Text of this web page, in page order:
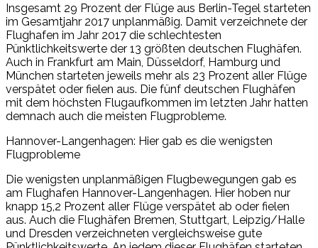
Insgesamt 29 Prozent der Flüge aus Berlin-Tegel starteten
im Gesamtjahr 2017 unplanmäßig. Damit verzeichnete der
Flughafen im Jahr 2017 die schlechtesten
Pünktlichkeitswerte der 13 größten deutschen Flughäfen.
Auch in Frankfurt am Main, Düsseldorf, Hamburg und
München starteten jeweils mehr als 23 Prozent aller Flüge
verspätet oder fielen aus. Die fünf deutschen Flughäfen
mit dem höchsten Flugaufkommen im letzten Jahr hatten
demnach auch die meisten Flugprobleme.
Hannover-Langenhagen: Hier gab es die wenigsten
Flugprobleme
Die wenigsten unplanmäßigen Flugbewegungen gab es
am Flughafen Hannover-Langenhagen. Hier hoben nur
knapp 15,2 Prozent aller Flüge verspätet ab oder fielen
aus. Auch die Flughäfen Bremen, Stuttgart, Leipzig/Halle
und Dresden verzeichneten vergleichsweise gute